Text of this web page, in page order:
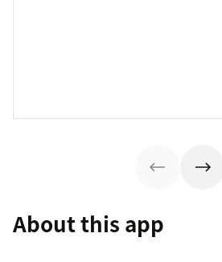
About this app